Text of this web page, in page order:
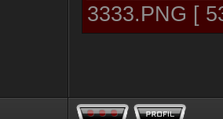
3333.PNG [